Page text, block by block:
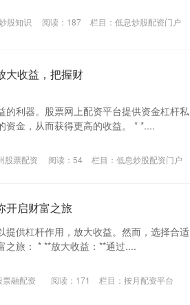
股知识 阅读： 187 栏目：低息炒股配资门户
大收益，把握财
利器。股票网上配资平台提供资金杠杆私
金，从而获得更高的收益。 * *....
股票配资 阅读： 54 栏目： 低息炒股配资门户
开启财富之旅
供杠杆作用，放大收益。然而，选择合适
之旅： * **放大收益：**通过....
融配资 阅读： 171 栏目：按月配资平台